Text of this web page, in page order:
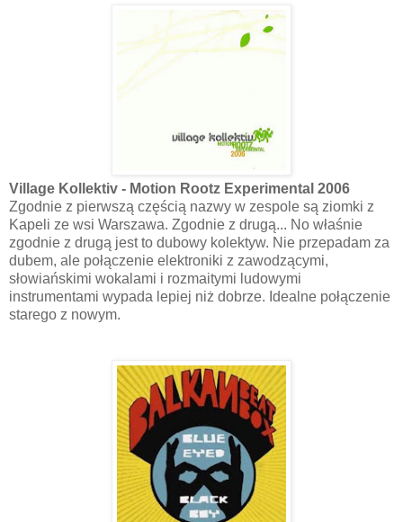
Village Kollektiv - Motion Rootz Experimental 2006
Zgodnie z pierwszą częścią nazwy w zespole są ziomki z
Kapeli ze wsi Warszawa. Zgodnie z drugą... No właśnie
zgodnie z drugą jest to dubowy kolektyw. Nie przepadam za
dubem, ale połączenie elektroniki z zawodzącymi,
słowiańskimi wokalami i rozmaitymi ludowymi
instrumentami wypada lepiej niż dobrze. Idealne połączenie
starego z nowym.